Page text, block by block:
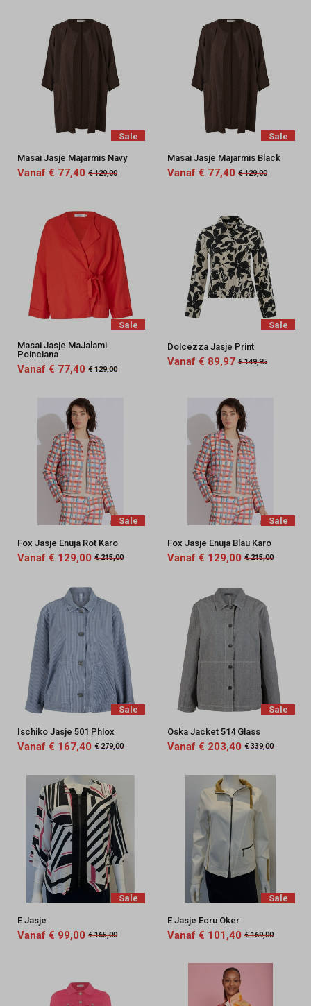
Sale
Masai Jasje Majarmis Navy
Vanaf € 77,40 € 129,00
Sale
Masai Jasje Majarmis Black
Vanaf € 77,40 € 129,00
Sale
Masai Jasje MaJalami
Poinciana
Vanaf € 77,40 € 129,00
Sale
Dolcezza Jasje Print
Vanaf € 89,97 € 149,95
Sale
Fox Jasje Enuja Rot Karo
Vanaf € 129,00 € 215,00
Sale
Fox Jasje Enuja Blau Karo
Vanaf € 129,00 € 215,00
Sale
Ischiko Jasje 501 Phlox
Vanaf € 167,40 € 279,00
Sale
Oska Jacket 514 Glass
Vanaf € 203,40 € 339,00
Sale
E Jasje
Vanaf € 99,00 € 165,00
Sale
E Jasje Ecru Oker
Vanaf € 101,40 € 169,00